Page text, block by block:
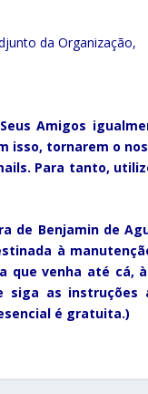
da Organização,
Amigos
isso, tornarem o
Para tanto,
de Benjamin de
à
venha até cá,
siga as instruções
é gratuita.)